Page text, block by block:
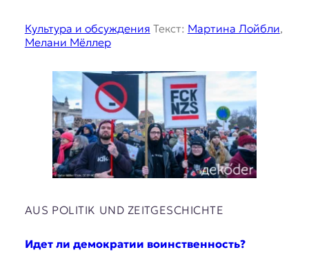
Культура и обсуждения Текст: Мартина Лойбли,
Мелани Мёллер
AUS POLITIK UND ZEITGESCHICHTE
Идет ли демократии воинственность?